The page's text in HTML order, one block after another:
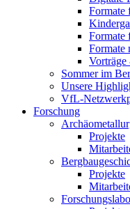
Formate
Formate
Formate
Vorträge
Sommer im
Unsere
VfL-
Forschung
Projekte
Projekte